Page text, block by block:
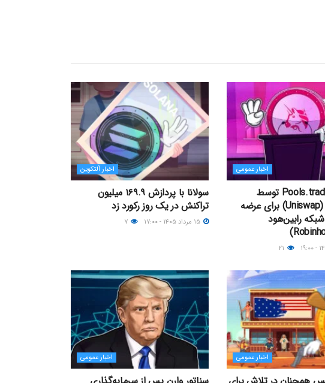
اخبار عمومی
راه‌اندازی Pools.trade توسط
یونی‌سواپ (Uniswap) برای عرضه
رابین‌هود
اخبار آلتکوین
سولانا با پردازش ۱۶۹.۹ میلیون
تراکنش در یک روز رکورد زد
اخبار عمومی اخبار عمومی